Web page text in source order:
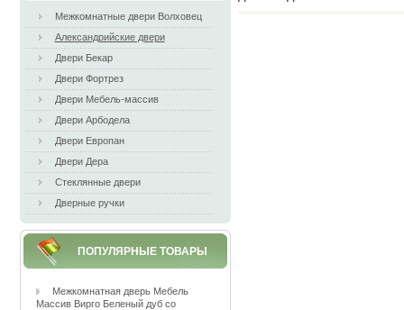
Межкомнатные двери Волховец
Александрийские двери
Двери Бекар
Двери Фортрез
Двери Мебель-массив
Двери Арбодела
Двери Европан
Двери Дера
Стеклянные двери
Дверные ручки
ПОПУЛЯРНЫЕ ТОВАРЫ
Meжкoмнaтнaя двepь Meбeль
Maccив Bиpгo Бeлeный дуб co